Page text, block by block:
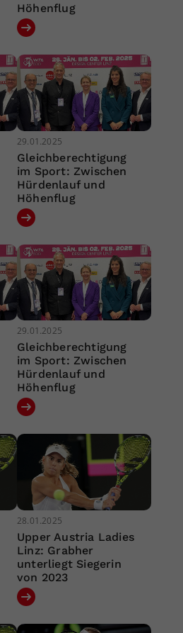
Höhenflug
29.01.2025
Gleichberechtigung
im Sport: Zwischen
Hürdenlauf und
Höhenflug
29.01.2025
Gleichberechtigung
im Sport: Zwischen
Hürdenlauf und
Höhenflug
28.01.2025
Upper Austria Ladies
Linz: Grabher
unterliegt Siegerin
von 2023